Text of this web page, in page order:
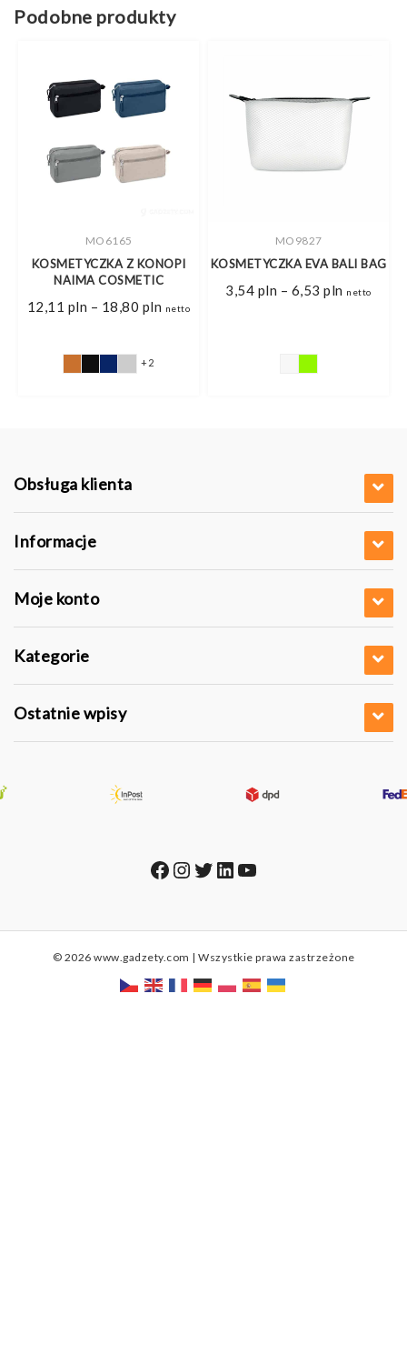
Podobne produkty
MO6165
KOSMETYCZKA Z KONOPI
NAIMA COSMETIC
12,11 pln – 18,80 pln Zakres
netto
+2
MO9827
KOSMETYCZKA EVA BALI BAG
3,54 pln – 6,53pln Zakres
netto
Obsługa klienta
Informacje
Moje konto
Kategorie
Ostatnie wpisy
Facebook
Instagram
Twitter
LinkedIn
YouTube
© 2026 www.gadzety.com | Wszystkie prawa zastrzeżone